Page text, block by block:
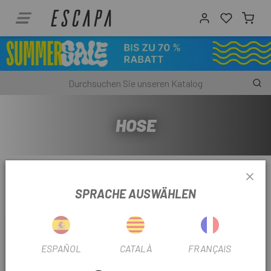
HOSE
Angezeigt werden 1 - 1 von 1 Artikel(n)
SPRACHE AUSWÄHLEN
ESPAÑOL CATALÀ FRANÇAIS